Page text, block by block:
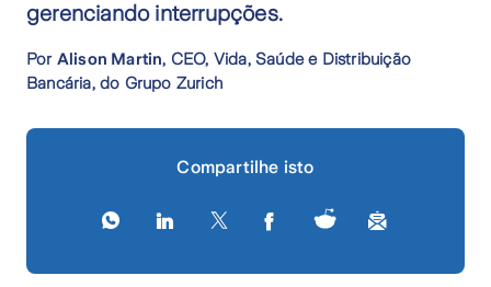
gerenciando interrupções.
Por Alison Martin, CEO, Vida, Saúde e Distribuição
Bancária, do Grupo Zurich
Compartilhe isto